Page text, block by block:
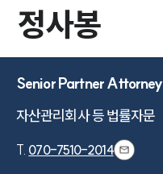
정사봉
Senior Partner Attorney
자산관리회사 등 법률자문
T. 070-7510-2014